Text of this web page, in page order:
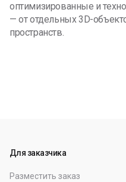
оптимизированные и
— от отдельных 3D-
пространств.
Для заказчика
Разместить заказ